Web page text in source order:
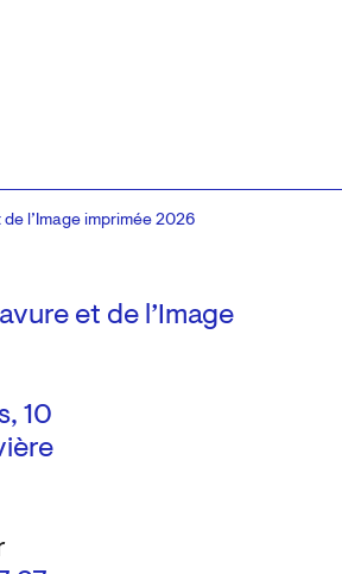
et de l’Image
10
l’Image imprimée 2026